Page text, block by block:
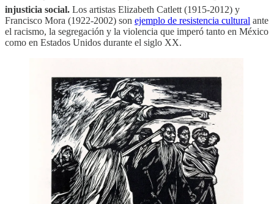
injusticia social. Los artistas Elizabeth Catlett (1915-2012) y
Francisco Mora (1922-2002) son ejemplo de resistencia cultural ante
el racismo, la segregación y la violencia que imperó tanto en México
como en Estados Unidos durante el siglo XX.